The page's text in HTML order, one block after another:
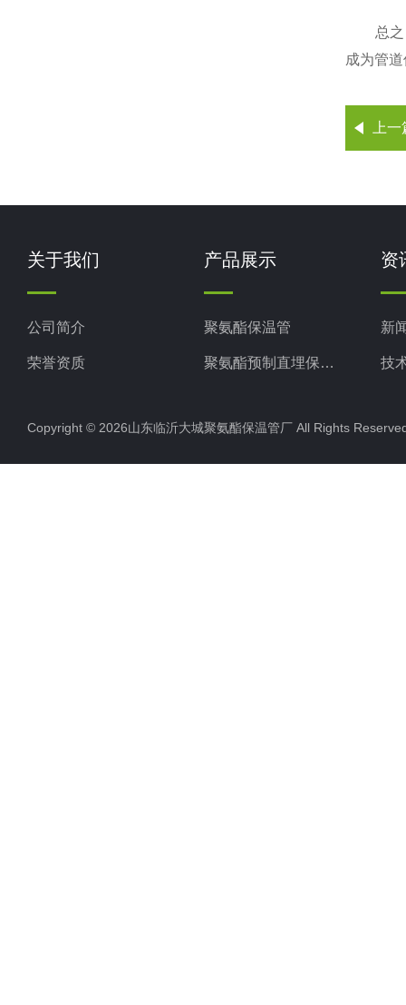
总之，
成为管
上
关于我们
公司简介
荣誉资质
产品展示
聚氨酯保温管
聚氨酯预制直埋保温管
聚氨酯发泡保温管
资
新
技
Copyright © 2026山东临沂大城聚氨酯保温管厂 All Rights